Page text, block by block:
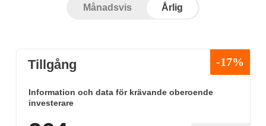
Månadsvis Årlig
Tillgång -17%
Information och data för krävande oberoende
investerare